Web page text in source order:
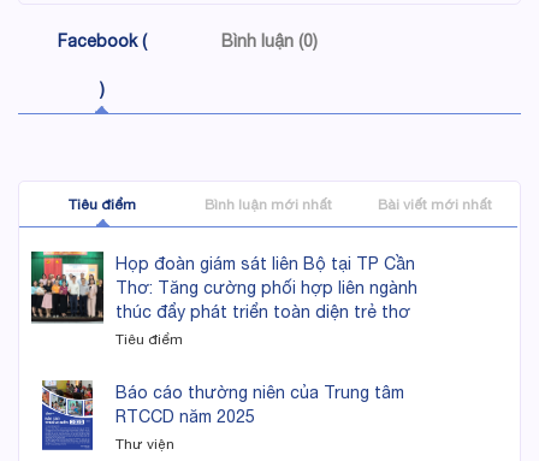
Facebook (
)
Bình luận (0)
Tiêu điểm Bình luận mới nhất Bài viết mới nhất
Họp đoàn giám sát liên Bộ tại TP Cần
Thơ: Tăng cường phối hợp liên ngành
thúc đẩy phát triển toàn diện trẻ thơ
Tiêu điểm
Báo cáo thường niên của Trung tâm
RTCCD năm 2025
Thư viện